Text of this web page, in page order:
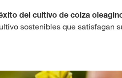
del cultivo de colza
sostenibles que satisfagan